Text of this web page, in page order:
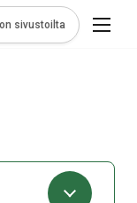
sivustoilta